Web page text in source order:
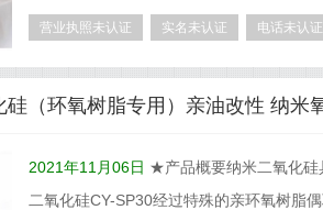
营业执照未认证 实名未认证 电话未认证
硅（环氧树脂专用）亲油改性 纳米
2021年11月06日 ★产品概要纳米二氧化硅
二氧化硅CY-SP30经过特殊的亲环氧树脂